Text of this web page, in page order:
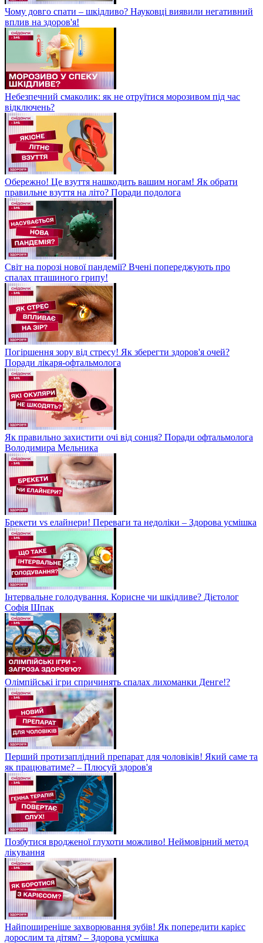
Чому довго спати – шкідливо? Науковці виявили негативний
вплив на здоров'я!
Небезпечний смаколик: як не отруїтися морозивом під час
відключень?
Обережно! Це взуття нашкодить вашим ногам! Як обрати
правильне взуття на літо? Поради подолога
Світ на порозі нової пандемії? Вчені попереджують про
спалах пташиного грипу!
Погіршення зору від стресу! Як зберегти здоров'я очей?
Поради лікаря-офтальмолога
Як правильно захистити очі від сонця? Поради офтальмолога
Володимира Мельника
Брекети vs елайнери! Переваги та недоліки – Здорова усмішка
Інтервальне голодування. Корисне чи шкідливе? Дієтолог
Софія Шпак
Олімпійські ігри спричинять спалах лихоманки Денге!?
Перший протизаплідний препарат для чоловіків! Який саме та
як працюватиме? – Плюсуй здоров'я
Позбутися вродженої глухоти можливо! Неймовірний метод
лікування
Найпоширеніше захворювання зубів! Як попередити карієс
дорослим та дітям? – Здорова усмішка